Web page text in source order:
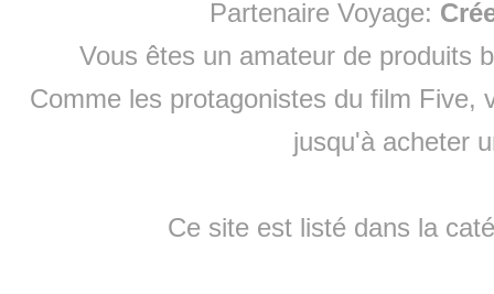
Partenaire Voyage:
Vous êtes un amateur de produits
Comme les protagonistes du film Five,
jusqu'à acheter
Ce site est listé dans la